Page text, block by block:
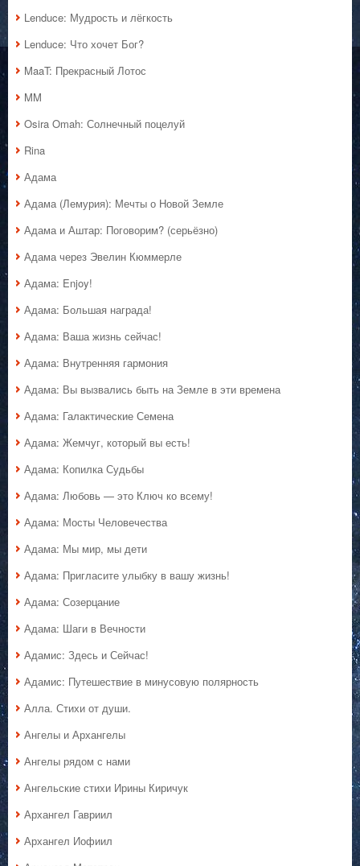
Lenduce: Мудрость и лёгкость
Lenduce: Что хочет Бог?
MaaT: Прекрасный Лотос
MM
Osira Omah: Солнечный поцелуй
Rina
Адама
Адама (Лемурия): Мечты о Новой Земле
Адама и Аштар: Поговорим? (серьёзно)
Адама через Эвелин Кюммерле
Адама: Enjoy!
Адама: Большая награда!
Адама: Ваша жизнь сейчас!
Адама: Внутренняя гармония
Адама: Вы вызвались быть на Земле в эти времена
Адама: Галактические Семена
Адама: Жемчуг, который вы есть!
Адама: Копилка Судьбы
Адама: Любовь — это Ключ ко всему!
Адама: Мосты Человечества
Адама: Мы мир, мы дети
Адама: Пригласите улыбку в вашу жизнь!
Адама: Созерцание
Адама: Шаги в Вечности
Адамис: Здесь и Сейчас!
Адамис: Путешествие в минусовую полярность
Алла. Стихи от души.
Ангелы и Архангелы
Ангелы рядом с нами
Ангельские стихи Ирины Киричук
Архангел Гавриил
Архангел Иофиил